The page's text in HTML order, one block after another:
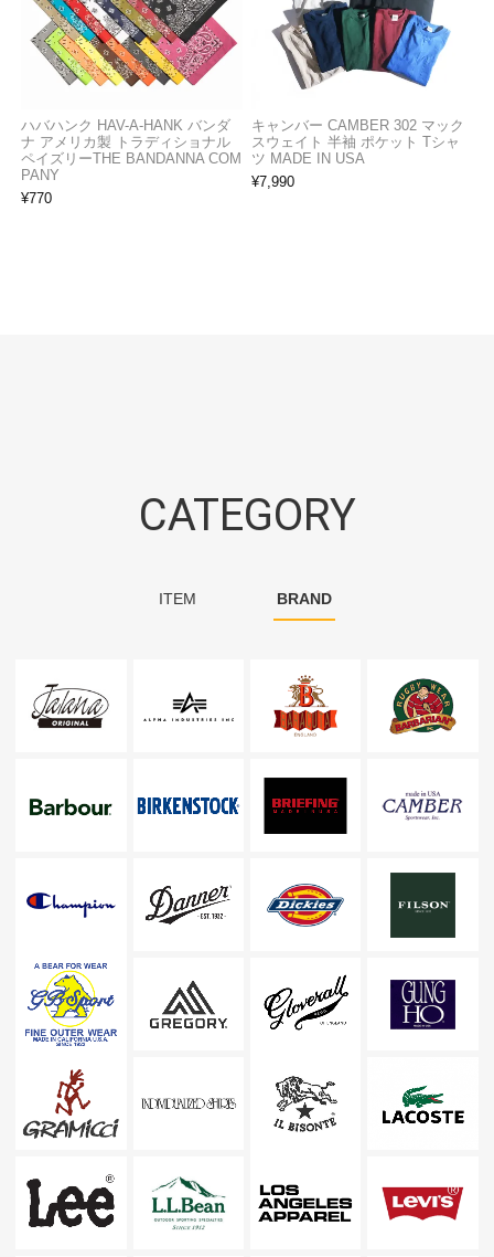
ハバハンク HAV-A-HANK バンダ
ナ アメリカ製 トラディショナル
ペイズリーTHE BANDANNA COM
PANY
¥770
キャンバー CAMBER 302 マック
スウェイト 半袖 ポケット Tシャ
ツ MADE IN USA
¥7,990
CATEGORY
ITEM BRAND